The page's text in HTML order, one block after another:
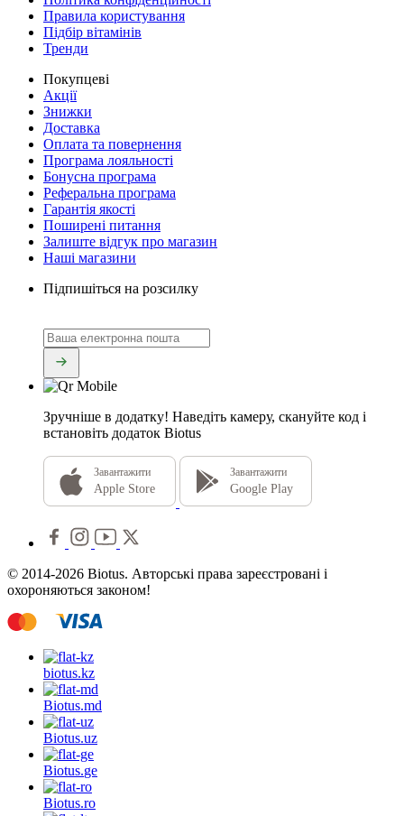
Правила користування
Підбір вітамінів
Тренди
Покупцеві
Акції
Знижки
Доставка
Оплата та повернення
Програма лояльності
Бонусна програма
Реферальна програма
Гарантія якості
Поширені питання
Залиште відгук про магазин
Наші магазини
Підпишіться на розсилку
Зручніше в додатку! Наведіть камеру, скануйте код і
встановіть додаток Biotus
Завантажити
Apple Store
Завантажити
Google Play
© 2014-2026 Biotus. Авторські права зареєстровані і
охороняються законом!
biotus.kz
Biotus.md
Biotus.uz
Biotus.ge
Biotus.ro